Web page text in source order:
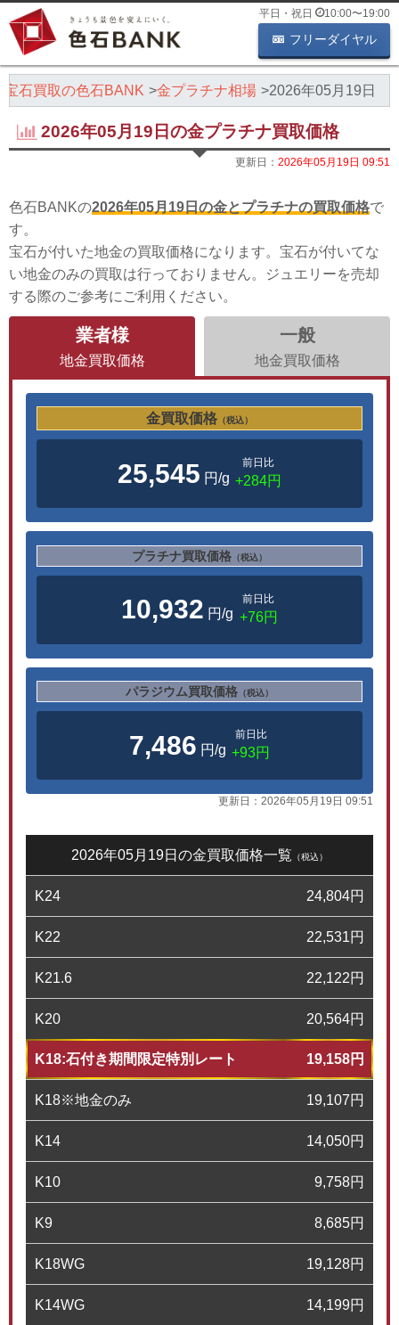
平日・祝日 10:00〜19:00
フリーダイヤル
宝石買取の色石BANK 金プラチナ相場 2026年05月19日
2026年05月19日の金プラチナ買取価格
更新日： 2026年05月19日 09:51
色石BANKの2026年05月19日の金とプラチナの買取価格で
す。
宝石が付いた地金の買取価格になります。宝石が付いてな
い地金のみの買取は行っておりません。ジュエリーを売却
する際のご参考にご利用ください。
業者様
地金買取価格
一般
地金買取価格
金買取価格 （税込）
25,545 円/g
前日比
+284円
プラチナ買取価格 （税込）
10,932 円/g
前日比
+76円
パラジウム買取価格 （税込）
7,486 円/g
前日比
+93円
更新日： 2026年05月19日 09:51
2026年05月19日の金買取価格一覧 （税込）
K24 24,804円
K22 22,531円
K21.6 22,122円
K20 20,564円
K18:石付き期間限定特別レート 19,158円
K18※地金のみ 19,107円
K14 14,050円
K10 9,758円
K9 8,685円
K18WG 19,128円
K14WG 14,199円